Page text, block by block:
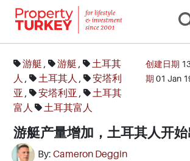
游艇 , 游艇 ,
土耳其
人 , 土耳其人 ,
安塔利
亚 , 安塔利亚 ,
土耳其
富人
土耳其富人
游艇产量增加，土耳其人开
By:Cameron Deggin
创建日期
期 01 Jan